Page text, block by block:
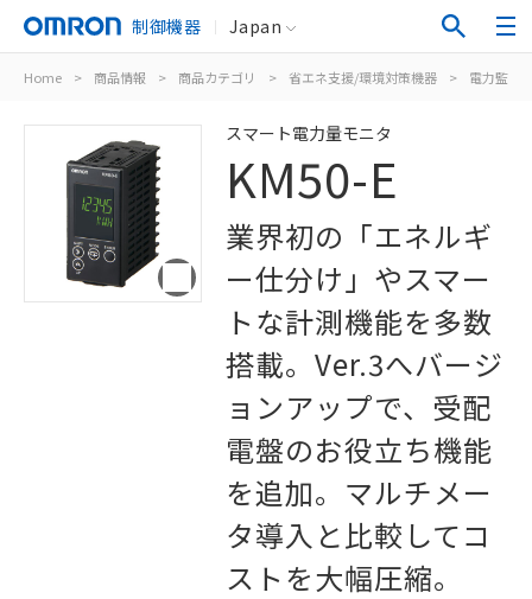
制御機器 Japan
Home > 商品情報 > 商品カテゴリ > 省エネ支援/環境対策機器 > 電力監視
スマート電力量モニタ
KM50-E
業界初の「エネルギ
ー仕分け」やスマー
トな計測機能を多数
搭載。Ver.3へバージ
ョンアップで、受配
電盤のお役立ち機能
を追加。マルチメー
タ導入と比較してコ
ストを大幅圧縮。